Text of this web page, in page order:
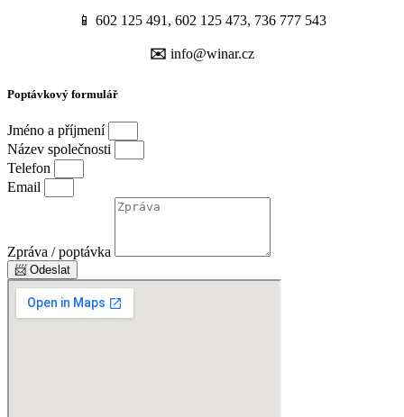
📱 602 125 491, 602 125 473, 736 777 543
✉️ info@winar.cz
Poptávkový formulář
Jméno a příjmení
Název společnosti
Telefon
Email
Zpráva / poptávka
📨 Odeslat